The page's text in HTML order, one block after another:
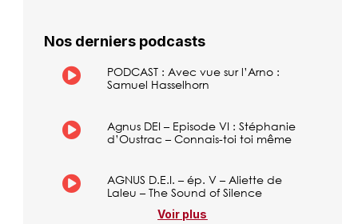
Nos derniers podcasts
PODCAST : Avec vue sur l’Arno :
Samuel Hasselhorn
Agnus DEI – Episode VI : Stéphanie
d’Oustrac – Connais-toi toi même
AGNUS D.E.I. – ép. V – Aliette de
Laleu – The Sound of Silence
Voir plus